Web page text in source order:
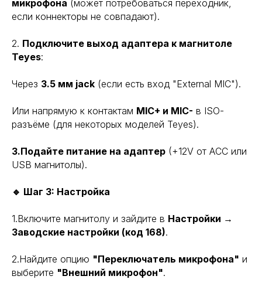
микрофона (может потребоваться переходник,
если коннекторы не совпадают).
2. Подключите выход адаптера к магнитоле
Teyes:
Через 3.5 мм jack (если есть вход "External MIC").
Или напрямую к контактам MIC+ и MIC- в ISO-
разъёме (для некоторых моделей Teyes).
3.Подайте питание на адаптер (+12V от ACC или
USB магнитолы).
🔹 Шаг 3: Настройка
1.Включите магнитолу и зайдите в Настройки →
Заводские настройки (код 168).
2.Найдите опцию "Переключатель микрофона" и
выберите "Внешний микрофон".